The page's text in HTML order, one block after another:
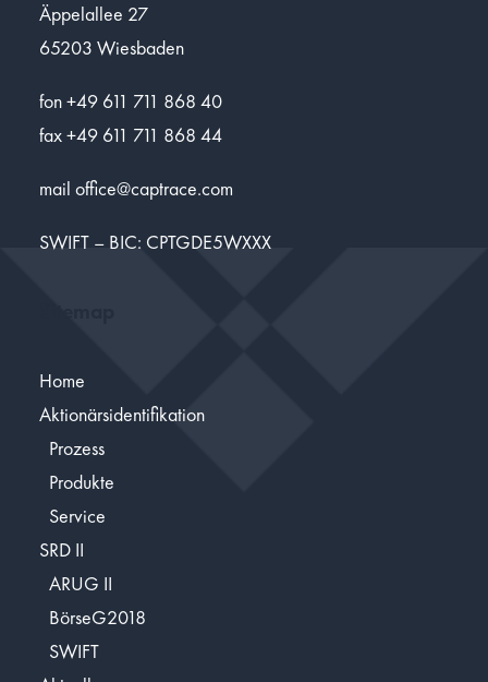
Äppelallee 27
65203 Wiesbaden
fon +49 611 711 868 40
fax +49 611 711 868 44
mail office@captrace.com
SWIFT – BIC: CPTGDE5WXXX
Home
Aktionärsidentifikation
Prozess
Produkte
Service
SRD II
ARUG II
BörseG2018
SWIFT